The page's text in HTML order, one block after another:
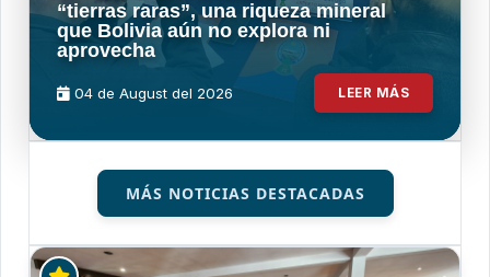
“tierras raras”, una riqueza mineral
que Bolivia aún no explora ni
aprovecha
04 de August del 2026 LEER MÁS
MÁS NOTICIAS DESTACADAS